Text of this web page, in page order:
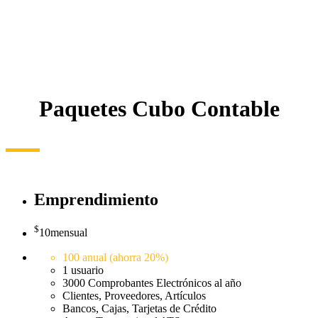
PaquetesCubo Contable
Emprendimiento
$10mensual
100 anual (ahorra 20%)
1 usuario
3000 Comprobantes Electrónicos al año
Clientes, Proveedores, Artículos
Bancos, Cajas, Tarjetas de Crédito